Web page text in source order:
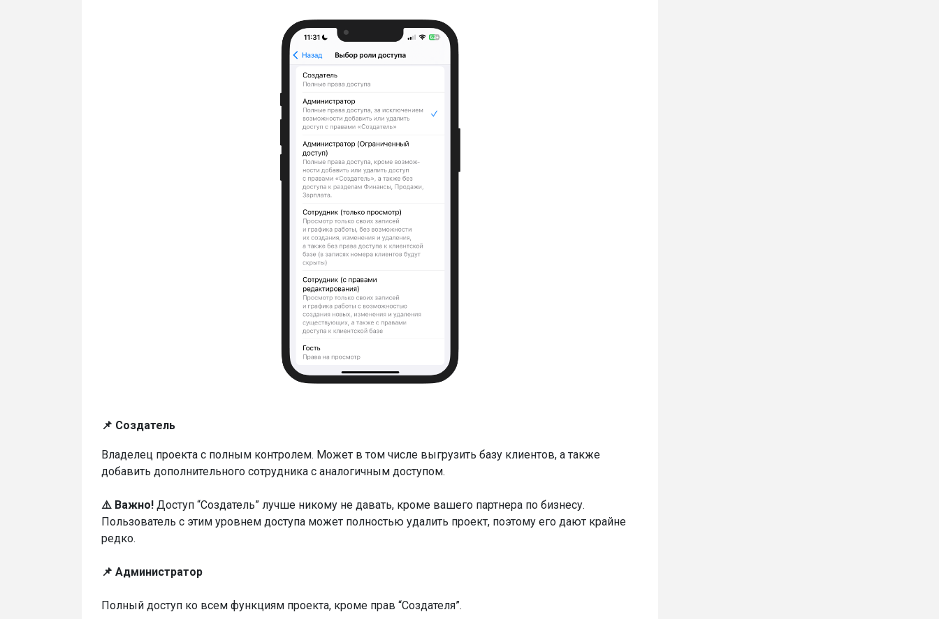
📌 Создатель
Владелец проекта с полным контролем. Может в том числе выгрузить базу клиентов, а также
добавить дополнительного сотрудника с аналогичным доступом.
⚠️ Важно! Доступ “Создатель” лучше никому не давать, кроме вашего партнера по бизнесу.
Пользователь с этим уровнем доступа может полностью удалить проект, поэтому его дают крайне
редко.
📌 Администратор
Полный доступ ко всем функциям проекта, кроме прав “Создателя”.